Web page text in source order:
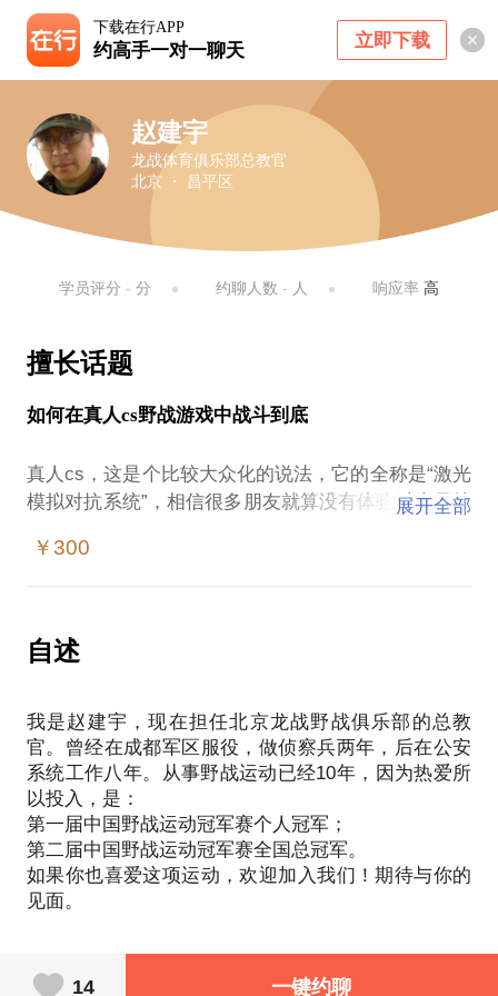
下载在行APP
约高手一对一聊天 立即下载
赵建宇
龙战体育俱乐部总教官
北京 ・ 昌平区
学员评分 - 分 约聊人数 - 人 响应率 高
擅长话题
如何在真人cs野战游戏中战斗到底
真人cs，这是个比较大众化的说法，它的全称是“激光
模拟对抗系统”，相信很多朋友就算没有体验过也早就
运动经历了很多坎坷与磨难，最终修成正果，成为国
现在市场上经营真人cs运动的公司或者俱乐部大致分
为几种：
在最困难时期也没有放弃的，这大概占10%；
纯公司运营，只把它当做生意，但是有教练团队，有
比较正规的基地，占30%；
各种农家院，郊区风景区，随便找个山头就营业，没
有专业教官与指导，占50%；
没有场地、没有装备，找前几种要差价的，占10%。
如果你真心喜欢这项运动，真想把这项运动玩好，还
展开全部
￥300
自述
我是赵建宇，现在担任北京龙战野战俱乐部的总教
官。曾经在成都军区服役，做侦察兵两年，后在公安
系统工作八年。从事野战运动已经10年，因为热爱所
以投入，是：
第一届中国野战运动冠军赛个人冠军；
第二届中国野战运动冠军赛全国总冠军。
如果你也喜爱这项运动，欢迎加入我们！期待与你的
14 一键约聊